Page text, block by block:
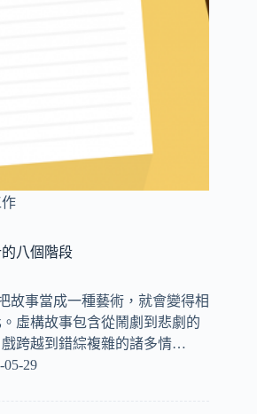
八個階段
故事當成一種藝術，就會變得相
虛構故事包含從鬧劇到悲劇的
跨越到錯綜複雜的諸多情…
05-29